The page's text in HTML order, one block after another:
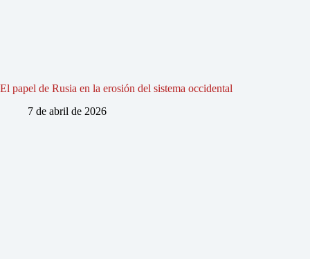
El papel de Rusia en la erosión del sistema occidental
7 de abril de 2026